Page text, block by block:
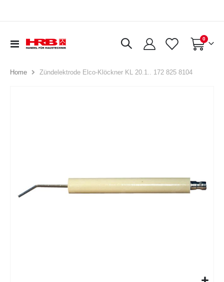
Navigation
Warenkorb
0Artikel
Home Zündelektrode Elco-Klöckner KL 20.1.. 172 825 8104